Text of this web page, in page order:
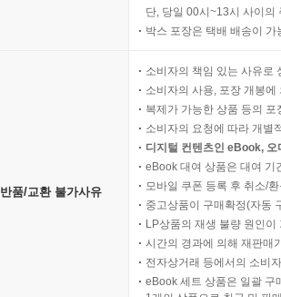
단, 당일 00시~13시 사이의
박스 포장은 택배 배송이
반품/교환 불가사유
소비자의 책임 있는 사유로
소비자의 사용, 포장 개봉
복제가 가능한 상품 등의
소비자의 요청에 따라 개별
디지털 컨텐츠인 eBook,
eBook 대여 상품은 대여 기
모바일 쿠폰 등록 후 취소/
중고상품이 구매확정(자동
LP상품의 재생 불량 원인
시간의 경과에 의해 재판매
전자상거래 등에서의 소비
eBook 세트 상품은 일괄 구